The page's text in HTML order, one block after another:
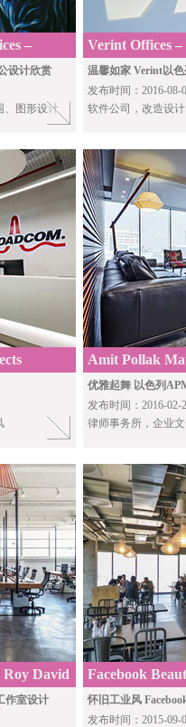
–
设计欣赏
、图形设计
Verint Offices
温馨如家 Verint以
发布时间：2016-08-
软件公司，改造设
Amit Pollak
Aviv
优雅起舞 以色列
发布时间：2016-02-
律师事务所，企业
David
作室设计
Facebook
怀旧工业风
发布时间：2015-09-